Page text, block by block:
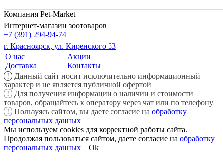
Компания Pet-Market
Интернет-магазин зоотоваров
+7 (391) 294-94-74
г. Красноярск, ул. Киренского 33
О нас
Доставка
Акции
Контакты
!
Данный сайт носит исключительно информационный
характер и не является публичной офертой
!
Для получения информации о наличии и стоимости
товаров, обращайтесь к оператору через чат или по телефону
!
Пользуясь сайтом, вы даете согласие на обработку
персональных данных
Мы используем cookies для корректной работы сайта.
Продолжая пользоваться сайтом, даете согласие на обработку
персональных данных
Ok